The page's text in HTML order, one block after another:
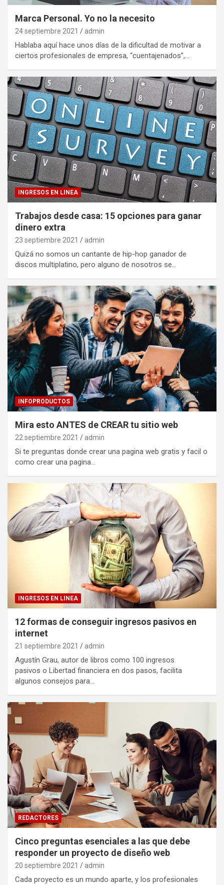
Marca Personal. Yo no la necesito
24 septiembre 2021 admin
Hablaba aquí hace unos días de la dificultad de motivar a
ciertos profesionales de empresa, “cuentajenados”,…
INGRESOS EN LINEA
Trabajos desde casa: 15 opciones para ganar
dinero extra
23 septiembre 2021 admin
Quizá no somos un cantante de hip-hop ganador de
discos multiplatino, pero alguno de nosotros se…
INFOPRODUCTOS
Mira esto ANTES de CREAR tu sitio web
22 septiembre 2021 admin
Si te preguntas donde crear una pagina web gratis y facil o
como crear una pagina…
INGRESOS EN LINEA
12 formas de conseguir ingresos pasivos en
internet
21 septiembre 2021 admin
Agustín Grau, autor de libros como 100 ingresos
pasivos o Libertad financiera en dos pasos, facilita
algunos consejos para…
REDACTORES
Cinco preguntas esenciales a las que debe
responder un proyecto de diseño web
20 septiembre 2021 admin
Cada proyecto es un mundo aparte, y los profesionales